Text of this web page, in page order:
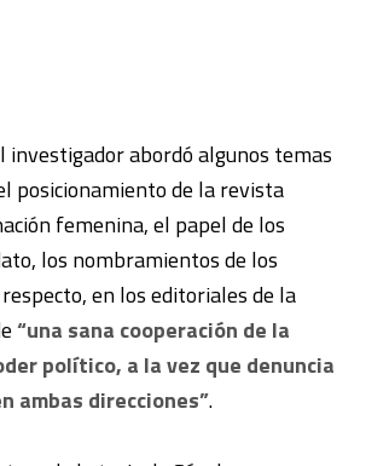
investigador abordó algunos temas
posicionamiento de la revista
femenina, el papel de los
los nombramientos de los
en los editoriales de la
“una sana cooperación de la
político, a la vez que denuncia
ambas direcciones”.